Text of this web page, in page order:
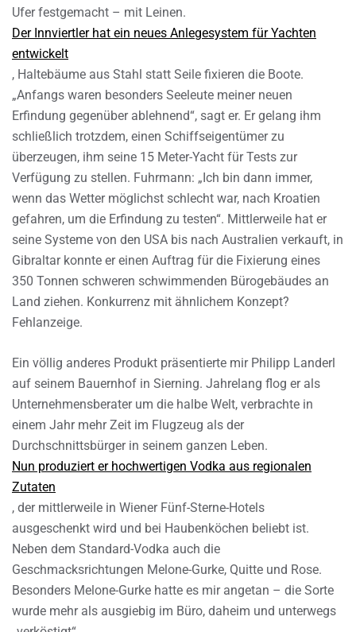
Ufer festgemacht – mit Leinen.
Der Innviertler hat ein neues Anlegesystem für Yachten
entwickelt
, Haltebäume aus Stahl statt Seile fixieren die Boote.
„Anfangs waren besonders Seeleute meiner neuen
Erfindung gegenüber ablehnend“, sagt er. Er gelang ihm
schließlich trotzdem, einen Schiffseigentümer zu
überzeugen, ihm seine 15 Meter-Yacht für Tests zur
Verfügung zu stellen. Fuhrmann: „Ich bin dann immer,
wenn das Wetter möglichst schlecht war, nach Kroatien
gefahren, um die Erfindung zu testen“. Mittlerweile hat er
seine Systeme von den USA bis nach Australien verkauft, in
Gibraltar konnte er einen Auftrag für die Fixierung eines
350 Tonnen schweren schwimmenden Bürogebäudes an
Land ziehen. Konkurrenz mit ähnlichem Konzept?
Fehlanzeige.
Ein völlig anderes Produkt präsentierte mir Philipp Landerl
auf seinem Bauernhof in Sierning. Jahrelang flog er als
Unternehmensberater um die halbe Welt, verbrachte in
einem Jahr mehr Zeit im Flugzeug als der
Durchschnittsbürger in seinem ganzen Leben.
Nun produziert er hochwertigen Vodka aus regionalen
Zutaten
, der mittlerweile in Wiener Fünf-Sterne-Hotels
ausgeschenkt wird und bei Haubenköchen beliebt ist.
Neben dem Standard-Vodka auch die
Geschmacksrichtungen Melone-Gurke, Quitte und Rose.
Besonders Melone-Gurke hatte es mir angetan – die Sorte
wurde mehr als ausgiebig im Büro, daheim und unterwegs